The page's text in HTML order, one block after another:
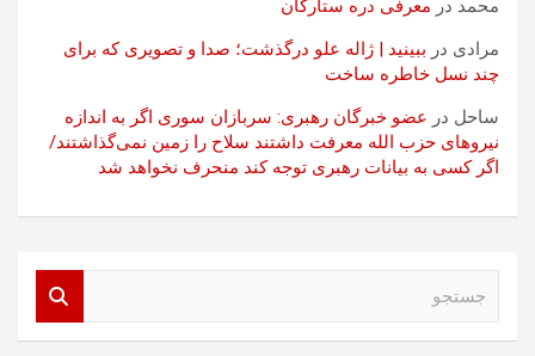
محمد در معرفی دره ستارگان
مرادی در ببینید | ژاله علو درگذشت؛ صدا و تصویری که برای
چند نسل خاطره ساخت
ساحل در عضو خبرگان رهبری: سربازان سوری اگر به اندازه
نیروهای حزب الله معرفت داشتند سلاح را زمین نمی‌گذاشتند/
اگر کسی به بیانات رهبری توجه کند منحرف نخواهد شد